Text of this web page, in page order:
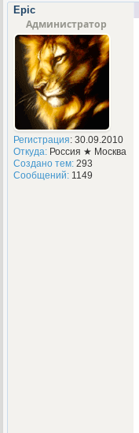
Epic
Администратор
Регистрация: 30.09.2010
Откуда:Россия ★ Москва
Создано тем:293
Сообщений:1149